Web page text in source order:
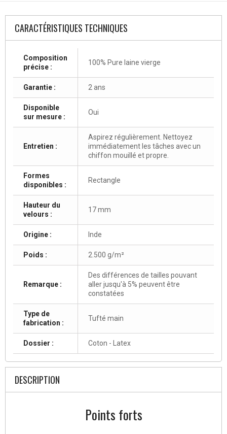
CARACTÉRISTIQUES TECHNIQUES
Composition
précise :
100% Pure laine vierge
Garantie : 2 ans
Disponible
sur mesure :
Oui
Entretien :
Aspirez régulièrement. Nettoyez
immédiatement les tâches avec un
chiffon mouillé et propre.
Formes
disponibles :
Rectangle
Hauteur du
velours :
17 mm
Origine : Inde
Poids : 2.500 g/m²
Remarque :
Des différences de tailles pouvant
aller jusqu'à 5% peuvent être
constatées
Type de
fabrication :
Tufté main
Dossier : Coton - Latex
DESCRIPTION
Points forts